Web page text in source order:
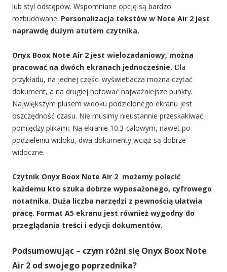
lub styl odstępów. Wspomniane opcję są bardzo
rozbudowane. Personalizacja tekstów w Note Air 2 jest
naprawdę dużym atutem czytnika.
Onyx Boox Note Air 2 jest wielozadaniowy, można
pracować na dwóch ekranach jednocześnie. Dla
przykładu, na jednej części wyświetlacza można czytać
dokument, a na drugiej notować najważniejsze punkty.
Największym plusem widoku podzielonego ekranu jest
oszczędność czasu. Nie musimy nieustannie przeskakiwać
pomiędzy plikami. Na ekranie 10.3-calowym, nawet po
podzieleniu widoku, dwa dokumenty wciąż są dobrze
widoczne.
Czytnik Onyx Boox Note Air 2 możemy polecić
każdemu kto szuka dobrze wyposażonego, cyfrowego
notatnika. Duża liczba narzędzi z pewnością ułatwia
pracę. Format A5 ekranu jest również wygodny do
przeglądania treści i edycji dokumentów.
Podsumowując – czym różni się Onyx Boox Note
Air 2 od swojego poprzednika?